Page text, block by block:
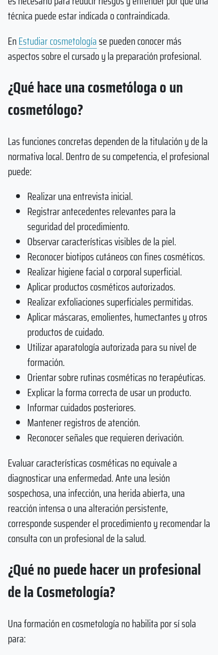
técnica puede estar indicada o contraindicada.
EnEstudiar cosmetologíase pueden conocer más
aspectos sobre el cursado y la preparación profesional.
¿Qué hace una cosmetóloga o un
cosmetólogo?
Las funciones concretas dependen de la titulación y de la
normativa local. Dentro de su competencia, el profesional
puede:
Realizar una entrevista inicial.
Registrar antecedentes relevantes para la
seguridad del procedimiento.
Observar características visibles de la piel.
Reconocer biotipos cutáneos con fines cosméticos.
Realizar higiene facial o corporal superficial.
Aplicar productos cosméticos autorizados.
Realizar exfoliaciones superficiales permitidas.
Aplicar máscaras, emolientes, humectantes y otros
productos de cuidado.
Utilizar aparatología autorizada para su nivel de
formación.
Orientar sobre rutinas cosméticas no terapéuticas.
Explicar la forma correcta de usar un producto.
Informar cuidados posteriores.
Mantener registros de atención.
Reconocer señales que requieren derivación.
Evaluar características cosméticas no equivale a
diagnosticar una enfermedad. Ante una lesión
sospechosa, una infección, una herida abierta, una
reacción intensa o una alteración persistente,
corresponde suspender el procedimiento y recomendar la
consulta con un profesional de la salud.
¿Qué no puede hacer un profesional
de la Cosmetología?
Una formación en cosmetología no habilita por sí sola
para: